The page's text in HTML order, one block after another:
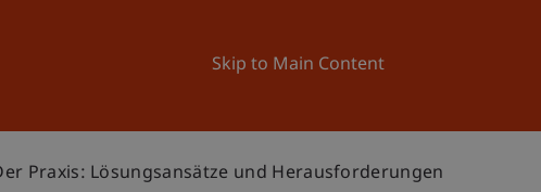
Skip to Main Content
University News and Events
Praxis: Lösungsansätze und Herausforderungen